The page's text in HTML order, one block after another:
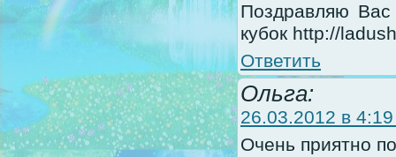
Поздравляю
кубок http://
Ответить
Ольга:
26.03.2012 в
Очень приятно